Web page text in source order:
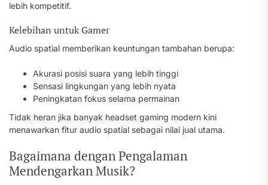
lebih kompetitif.
Kelebihan untuk Gamer
Audio spatial memberikan keuntungan tambahan berupa:
Akurasi posisi suara yang lebih tinggi
Sensasi lingkungan yang lebih nyata
Peningkatan fokus selama permainan
Tidak heran jika banyak headset gaming modern kini
menawarkan fitur audio spatial sebagai nilai jual utama.
Bagaimana dengan Pengalaman
Mendengarkan Musik?